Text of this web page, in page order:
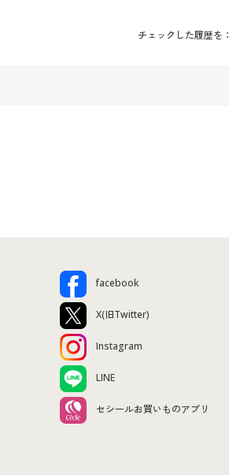
チェックした履歴を：
facebook
X(旧Twitter)
Instagram
LINE
セシールお買いものアプリ